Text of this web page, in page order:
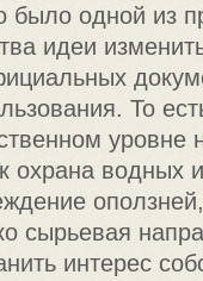
было одной из
идеи
То
уровне
охрана водных
сырьевая
интерес